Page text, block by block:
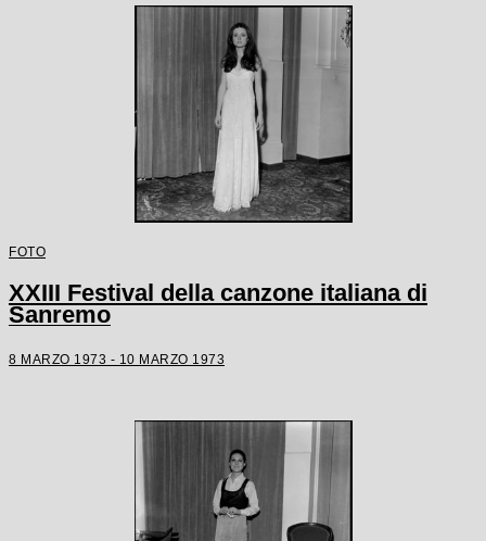
FOTO
XXIII Festival della canzone italiana di
Sanremo
8 MARZO 1973 - 10 MARZO 1973